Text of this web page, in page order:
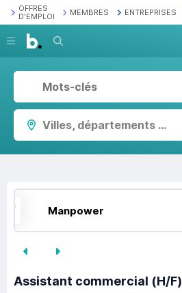
OFFRES
D'EMPLOI
MEMBRES ENTREPRISES
Recherche
Villes, départements ...
Manpower
Assistant commercial (H/F)